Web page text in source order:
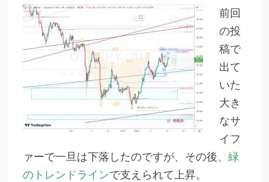
前回
の投
稿で
出て
いた
大き
なサ
イフ
ァーで一旦は下落したのですが、その後、 緑
のトレンドラインで支えられて上昇。